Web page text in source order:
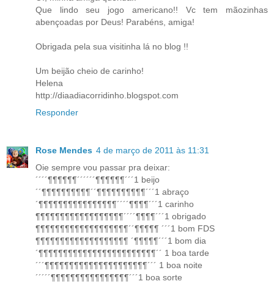
Que lindo seu jogo americano!! Vc tem mãozinhas
abençoadas por Deus! Parabéns, amiga!
Obrigada pela sua visitinha lá no blog !!
Um beijão cheio de carinho!
Helena
http://diaadiacorridinho.blogspot.com
Responder
Rose Mendes 4 de março de 2011 às 11:31
Oie sempre vou passar pra deixar:
´´´´¶¶¶¶¶¶´´´´´´¶¶¶¶¶¶´´´1 beijo
´´¶¶¶¶¶¶¶¶¶¶´´¶¶¶¶¶¶¶¶¶¶´´´1 abraço
´¶¶¶¶¶¶¶¶¶¶¶¶¶¶¶¶´´´´¶¶¶¶´´´1 carinho
¶¶¶¶¶¶¶¶¶¶¶¶¶¶¶¶¶¶´´´´¶¶¶¶´´´1 obrigado
¶¶¶¶¶¶¶¶¶¶¶¶¶¶¶¶¶¶¶´´¶¶¶¶¶ ´´´1 bom FDS
¶¶¶¶¶¶¶¶¶¶¶¶¶¶¶¶¶¶¶ ´¶¶¶¶¶´´´1 bom dia
´¶¶¶¶¶¶¶¶¶¶¶¶¶¶¶¶¶¶¶¶¶¶¶¶´´ 1 boa tarde
´´´¶¶¶¶¶¶¶¶¶¶¶¶¶¶¶¶¶¶¶¶¶´´´ 1 boa noite
´´´´´¶¶¶¶¶¶¶¶¶¶¶¶¶¶¶¶´´´1 boa sorte